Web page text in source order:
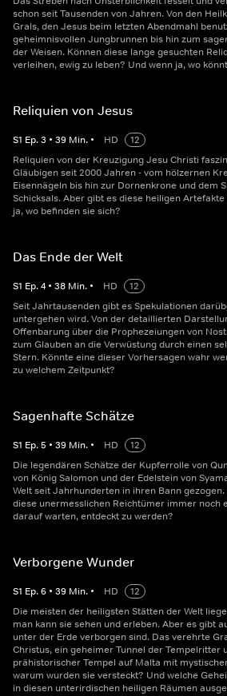
schon seit Tausenden von Jahren. Von den
Grals, den Jesus beim letzten Abendmahl
geheimnisvollen Jungbrunnen bis hin zum
der Weisen. Können diese lange gesuchten
verleihen, ewig zu leben? Und wenn ja, wo
Reliquien von Jesus
S1 Ep.3 • 39 Min. • HD
12
Reliquien von der Kreuzigung Jesu Christi
Gläubigen seit 2000 Jahren - vom hölzernen
Eisennägeln bis hin zur Dornenkrone und dem
Schicksals. Aber gibt es diese heiligen
ja, wo befinden sie sich?
Das Ende der Welt
S1 Ep.4 • 38 Min. • HD
12
Seit Jahrtausenden gibt es Spekulationen
untergehen wird. Von der detaillierten
Offenbarung über die Prophezeiungen von
zum Glauben an die Verwüstung durch einen
Stern. Könnte eine dieser Vorhersagen wahr
zu welchem Zeitpunkt?
Sagenhafte Schätze
S1 Ep.5 • 39 Min. • HD
12
Die legendären Schätze der Kupferrolle von
von König Salomon und der Edelstein von
Welt seit Jahrhunderten in ihren Bann
diese unermesslichen Reichtümer immer noch
darauf warten, entdeckt zu werden?
Verborgene Wunder
S1 Ep.6 • 39 Min. • HD
12
Die meisten der heiligsten Stätten der Welt
man kann sie sehen und erleben. Aber es gibt
unter der Erde verborgen sind. Das verehrte
Christus, ein geheimer Tunnel der Tempelritter
prähistorischer Tempel auf Malta mit
warum wurden sie versteckt? Und welche
in diesen unterirdischen heiligen Räumen